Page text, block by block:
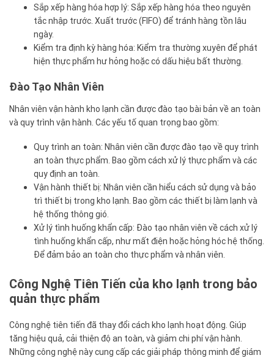
Sắp xếp hàng hóa hợp lý: Sắp xếp hàng hóa theo nguyên
tắc nhập trước. Xuất trước (FIFO) để tránh hàng tồn lâu
ngày.
Kiểm tra định kỳ hàng hóa: Kiểm tra thường xuyên để phát
hiện thực phẩm hư hỏng hoặc có dấu hiệu bất thường.
Đào Tạo Nhân Viên
Nhân viên vận hành kho lạnh cần được đào tạo bài bản về an toàn
và quy trình vận hành. Các yếu tố quan trọng bao gồm:
Quy trình an toàn: Nhân viên cần được đào tạo về quy trình
an toàn thực phẩm. Bao gồm cách xử lý thực phẩm và các
quy định an toàn.
Vận hành thiết bị: Nhân viên cần hiểu cách sử dụng và bảo
trì thiết bị trong kho lạnh. Bao gồm các thiết bị làm lạnh và
hệ thống thông gió.
Xử lý tình huống khẩn cấp: Đào tạo nhân viên về cách xử lý
tình huống khẩn cấp, như mất điện hoặc hỏng hóc hệ thống.
Để đảm bảo an toàn cho thực phẩm và nhân viên.
Công Nghệ Tiên Tiến của kho lạnh trong bảo
quản thực phẩm
Công nghệ tiên tiến đã thay đổi cách kho lạnh hoạt động. Giúp
tăng hiệu quả, cải thiện độ an toàn, và giảm chi phí vận hành.
Những công nghệ này cung cấp các giải pháp thông minh để giám